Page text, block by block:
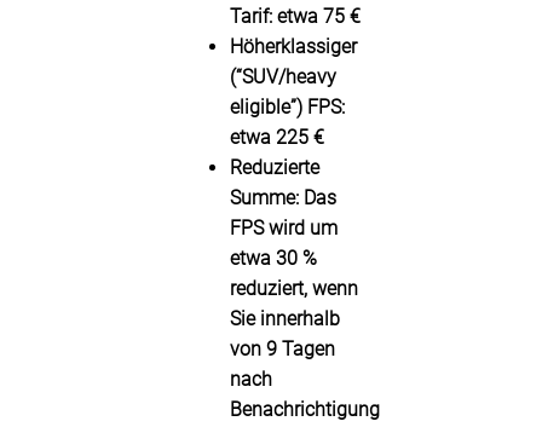
Tarif: etwa 75 €
Höherklassiger
(“SUV/heavy
eligible”) FPS:
etwa 225 €
Reduzierte
Summe: Das
FPS wird um
etwa 30 %
reduziert, wenn
Sie innerhalb
von 9 Tagen
nach
Benachrichtigung